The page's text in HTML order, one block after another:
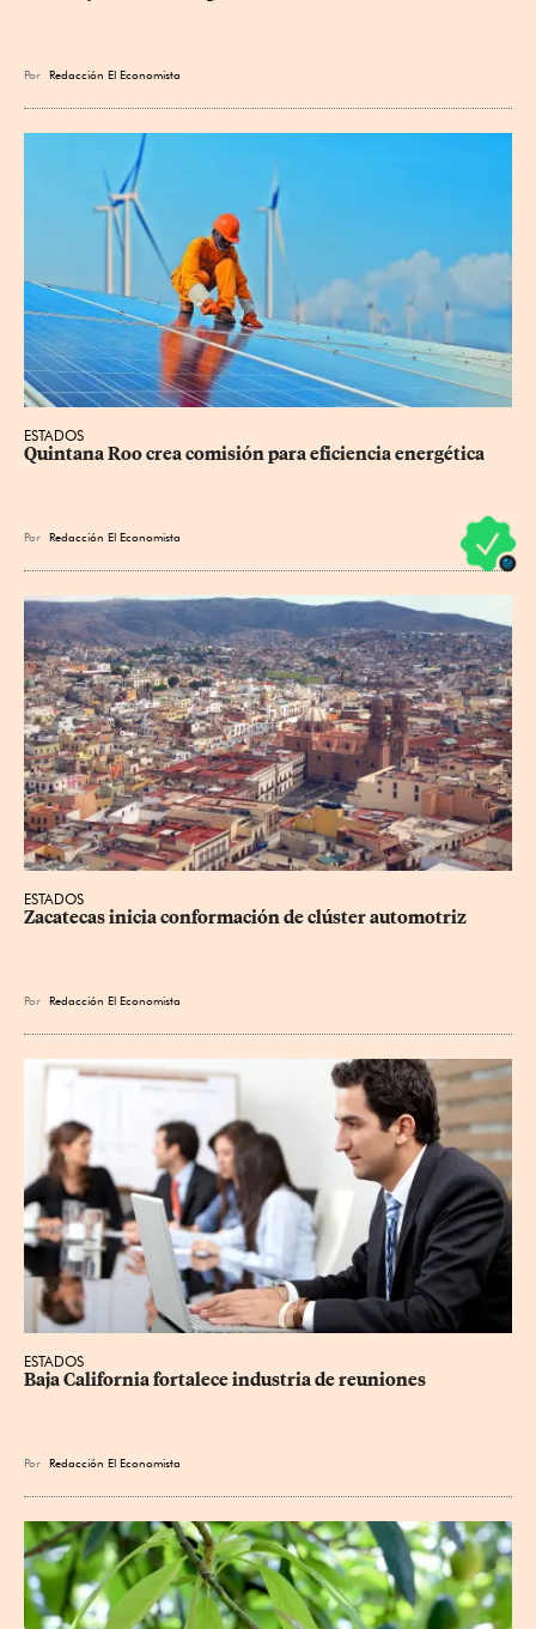
Por Redacción El Economista
ESTADOS
Quintana Roo crea comisión para eficiencia energética
Por Redacción El Economista
ESTADOS
Zacatecas inicia conformación de clúster automotriz
Por Redacción El Economista
ESTADOS
Baja California fortalece industria de reuniones
Por Redacción El Economista